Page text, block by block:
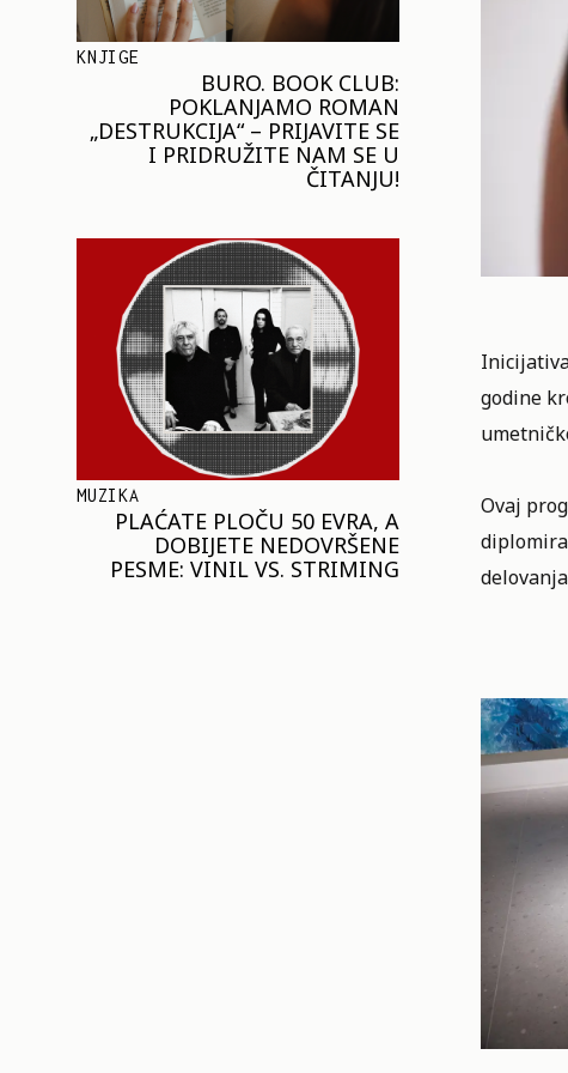
KNJIGE
BURO. BOOK CLUB:
POKLANJAMO ROMAN
„DESTRUKCIJA“ – PRIJAVITE SE
I PRIDRUŽITE NAM SE U
ČITANJU!
MUZIKA
PLAĆATE PLOČU 50 EVRA, A
DOBIJETE NEDOVRŠENE
PESME: VINIL VS. STRIMING
godine
Ovaj